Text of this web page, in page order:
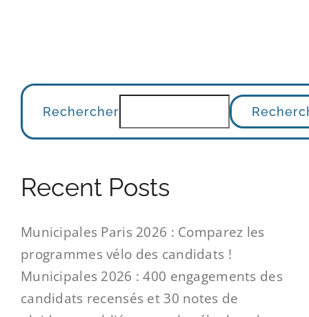
Rechercher
Recent Posts
Municipales Paris 2026 : Comparez les
programmes vélo des candidats !
Municipales 2026 : 400 engagements des
candidats recensés et 30 notes de